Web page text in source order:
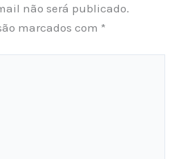
não será publicado.
marcados com *